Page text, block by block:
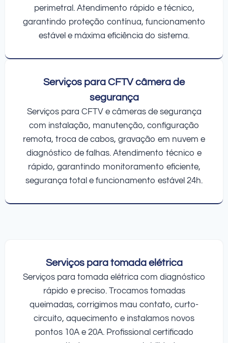
perimetral. Atendimento rápido e técnico,
garantindo proteção contínua, funcionamento
estável e máxima eficiência do sistema.
Serviços para CFTV câmera de
segurança
Serviços para CFTV e câmeras de segurança
com instalação, manutenção, configuração
remota, troca de cabos, gravação em nuvem e
diagnóstico de falhas. Atendimento técnico e
rápido, garantindo monitoramento eficiente,
segurança total e funcionamento estável 24h.
Serviços para tomada elétrica
Serviços para tomada elétrica com diagnóstico
rápido e preciso. Trocamos tomadas
queimadas, corrigimos mau contato, curto-
circuito, aquecimento e instalamos novos
pontos 10A e 20A. Profissional certificado